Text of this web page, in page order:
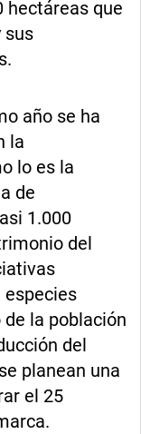
hectáreas que
sus
año se ha
la
lo es la
de
1.000
del
especies
la población
del
planean una
el 25